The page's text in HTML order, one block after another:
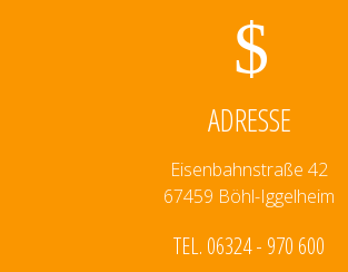
ADRESSE
Eisenbahnstraße 42
67459 Böhl-Iggelheim
TEL. 06324 - 970 600